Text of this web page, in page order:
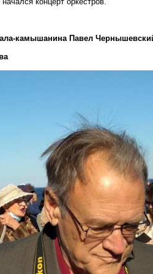
камышанина Павел